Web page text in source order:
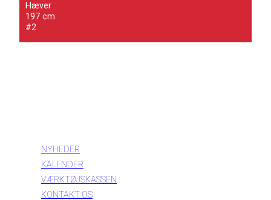
Hæver
197 cm
#2
NYHEDER
KALENDER
VÆRKTØJSKASSEN
KONTAKT OS